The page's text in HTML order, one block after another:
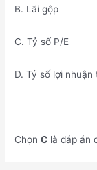
B. Lãi gộp
C. Tỷ số P/E
D. Tỷ số lợi
ChọnC là đáp án